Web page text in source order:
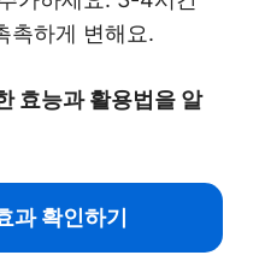
촉하게 변해요.
효능과 활용법을 알
과 확인하기